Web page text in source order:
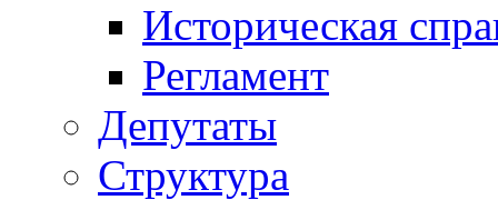
Историческая
Регламент
Депутаты
Структура